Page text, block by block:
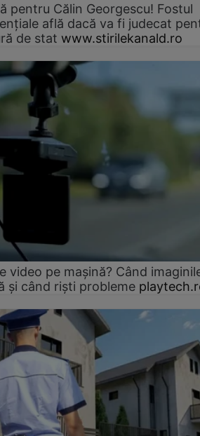
pentru Călin Georgescu! Fostul
află dacă va fi judecat
de stat www.stirilekanald.ro
video pe mașină? Când
și când riști probleme